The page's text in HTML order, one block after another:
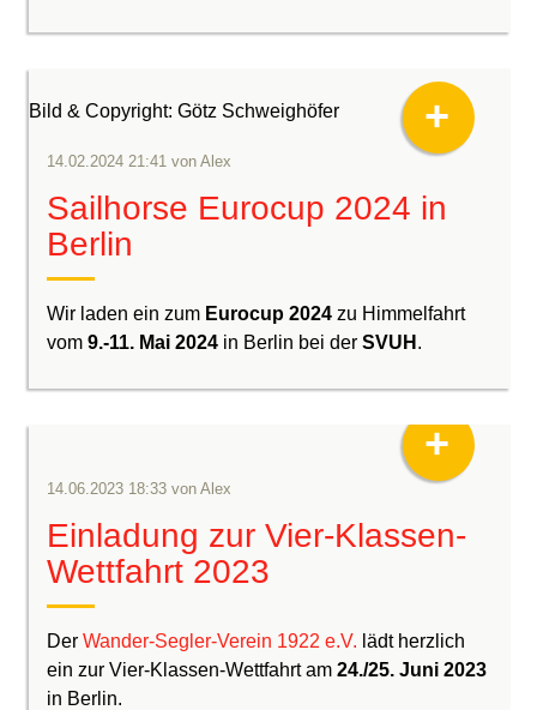
Bild & Copyright: Götz Schweighöfer
14.02.2024 21:41 vonAlex
Sailhorse Eurocup 2024 in
Berlin
Wir laden ein zum Eurocup 2024 zu Himmelfahrt
vom9.-11. Mai 2024 in Berlin bei derSVUH .
+
14.06.2023 18:33 vonAlex
Einladung zur Vier-Klassen-
Wettfahrt 2023
DerWander-Segler-Verein 1922 e.V. lädt herzlich
ein zur Vier-Klassen-Wettfahrt am24./25. Juni 2023
in Berlin.
+